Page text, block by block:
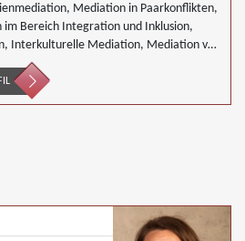
Mediation in Paarkonflikten,
Bereich Integration und Inklusion,
Interkulturelle Mediation, Mediation von
im öffentlichen Bereich, Mediation
Wirtschaftsmediation